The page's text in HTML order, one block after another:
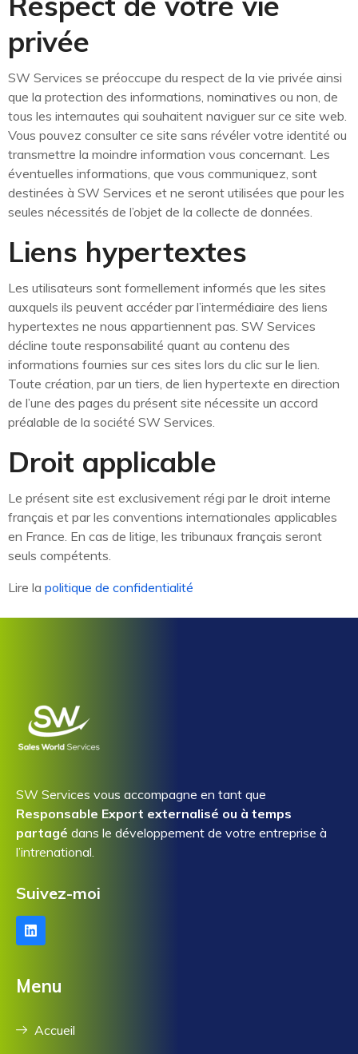
privée
SW Services se préoccupe du respect de la vie privée ainsi
que la protection des informations, nominatives ou non, de
tous les internautes qui souhaitent naviguer sur ce site web.
Vous pouvez consulter ce site sans révéler votre identité ou
transmettre la moindre information vous concernant. Les
éventuelles informations, que vous communiquez, sont
destinées à SW Services et ne seront utilisées que pour les
seules nécessités de l’objet de la collecte de données.
Liens hypertextes
Les utilisateurs sont formellement informés que les sites
auxquels ils peuvent accéder par l’intermédiaire des liens
hypertextes ne nous appartiennent pas. SW Services
décline toute responsabilité quant au contenu des
informations fournies sur ces sites lors du clic sur le lien.
Toute création, par un tiers, de lien hypertexte en direction
de l’une des pages du présent site nécessite un accord
préalable de la société SW Services.
Droit applicable
Le présent site est exclusivement régi par le droit interne
français et par les conventions internationales applicables
en France. En cas de litige, les tribunaux français seront
seuls compétents.
Lire la politique de confidentialité
SW Services vous accompagne en tant que
Responsable Export externalisé ou à temps
partagé dans le développement de votre entreprise à
l’intrenational.
Suivez-moi
Menu
Accueil